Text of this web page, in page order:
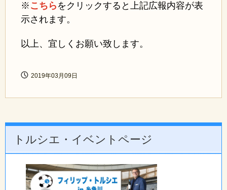
※ こちら をクリックすると上記広報内容が表
示されます。
以上、宜しくお願い致します。
2019年03月09日
トルシエ・イベントページ